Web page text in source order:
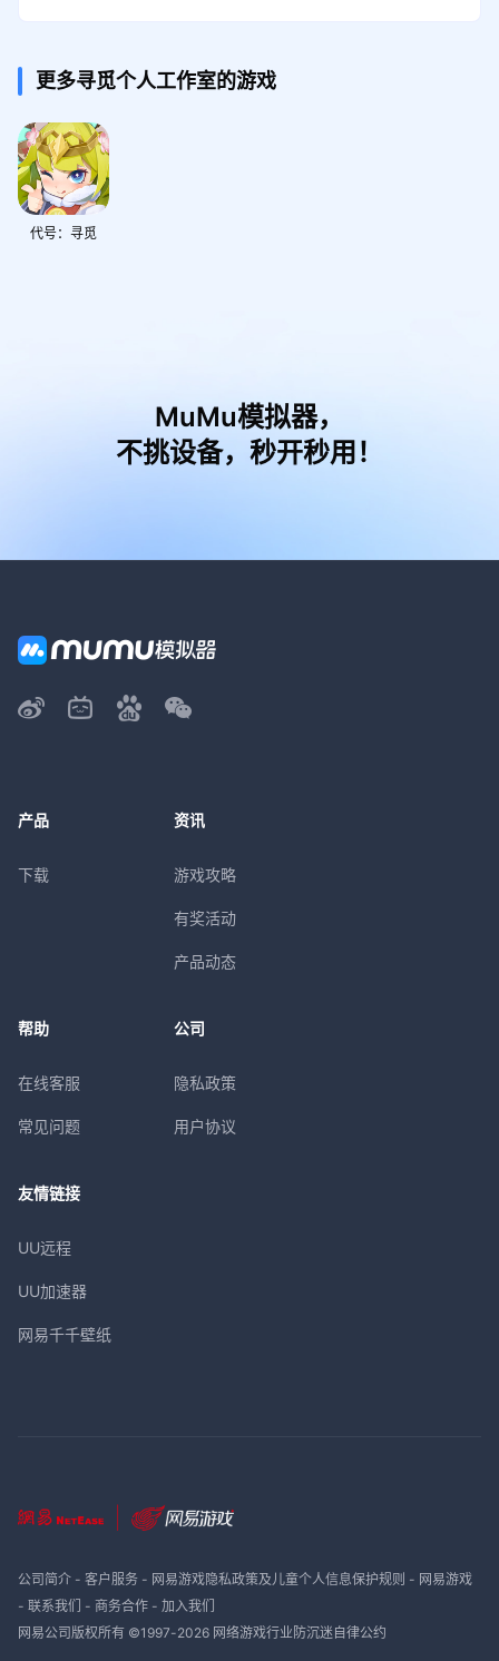
更多寻觅个人工作室的游戏
代号：寻觅
MuMu模拟器，
不挑设备，秒开秒用！
产品
下载
资讯
游戏攻略
有奖活动
产品动态
帮助
在线客服
常见问题
公司
隐私政策
用户协议
友情链接
UU远程
UU加速器
网易千千壁纸
公司简介- 客户服务- 网易游戏隐私政策及儿童个人信息保护规则 - 网易游戏
- 联系我们 - 商务合作- 加入我们
网易公司版权所有 ©1997-2026 网络游戏行业防沉迷自律公约